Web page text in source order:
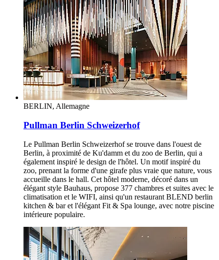
BERLIN, Allemagne
Pullman Berlin Schweizerhof
Le Pullman Berlin Schweizerhof se trouve dans l'ouest de
Berlin, à proximité de Ku'damm et du zoo de Berlin, qui a
également inspiré le design de l'hôtel. Un motif inspiré du
zoo, prenant la forme d'une girafe plus vraie que nature, vous
accueille dans le hall. Cet hôtel moderne, décoré dans un
élégant style Bauhaus, propose 377 chambres et suites avec le
climatisation et le WIFI, ainsi qu'un restaurant BLEND berlin
kitchen & bar et l'élégant Fit & Spa lounge, avec notre piscine
intérieure populaire.